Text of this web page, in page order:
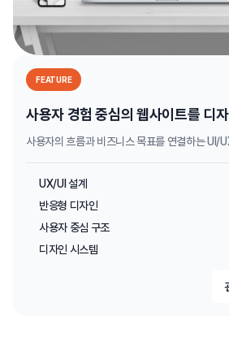
FEATURE
사용자 경험 중심의 웹사이트를 디
사용자의 흐름과 비즈니스 목표를 연결하는 UI/
UX/UI 설계
반응형 디자인
사용자 중심 구조
디자인 시스템